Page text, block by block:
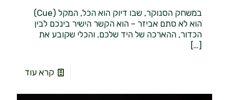
במשחק הסנוקר, שבו דיוק הוא הכל, המקל (Cue)
הוא לא סתם אביזר – הוא הקשר הישיר בינכם לבין
הכדור, ההארכה של היד שלכם, והכלי שקובע את
[…]
קרא עוד